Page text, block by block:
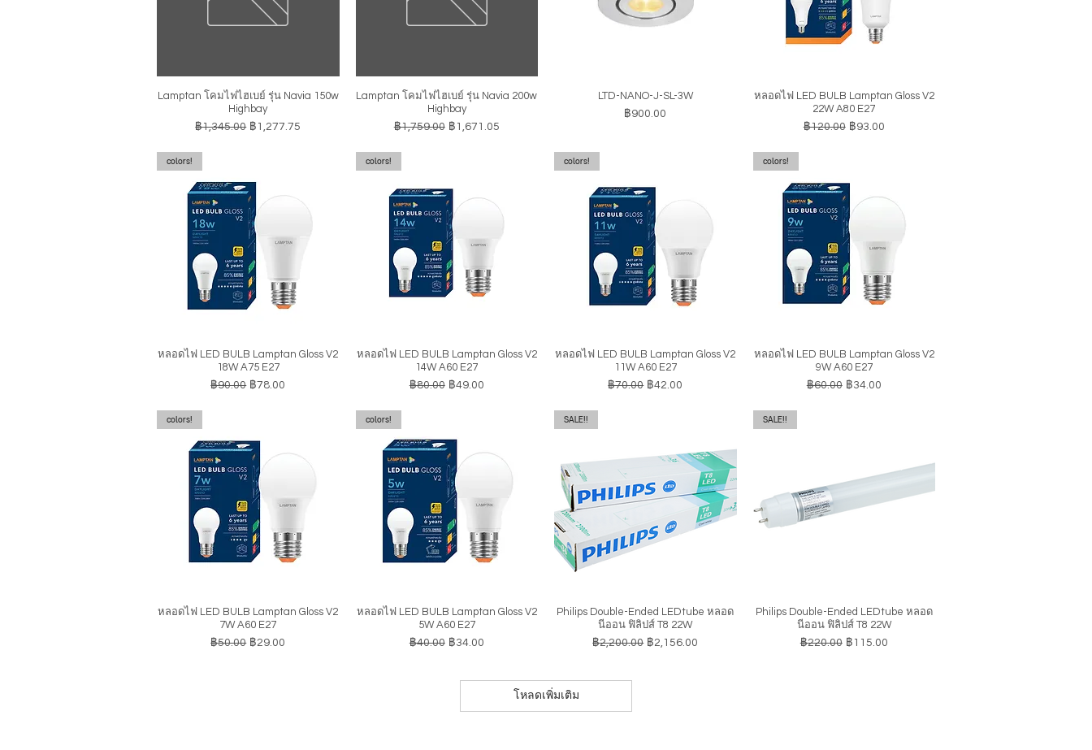
ดูข้อมูลด่วน
Lamptan โคมไฟไฮเบย์ รุ่น Navia 150w
Highbay
ราคาปกติ
฿1,345.00 ราคาขายลด
฿1,277.75
ดูข้อมูลด่วน
Lamptan โคมไฟไฮเบย์ รุ่น Navia 200w
Highbay
ราคาปกติ
฿1,759.00 ราคาขายลด
฿1,671.05
ดูข้อมูลด่วน
LTD-NANO-J-SL-3W
ราคา
฿900.00
ดูข้อมูลด่วน
หลอดไฟ LED BULB Lamptan Gloss V2
22W A80 E27
ราคาปกติ
฿120.00 ราคาขายลด
฿93.00
ดูข้อมูลด่วน
colors!
หลอดไฟ LED BULB Lamptan Gloss V2
18W A75 E27
ราคาปกติ
฿90.00 ราคาขายลด
฿78.00
ดูข้อมูลด่วน
colors!
หลอดไฟ LED BULB Lamptan Gloss V2
14W A60 E27
ราคาปกติ
฿80.00 ราคาขายลด
฿49.00
ดูข้อมูลด่วน
colors!
หลอดไฟ LED BULB Lamptan Gloss V2
11W A60 E27
ราคาปกติ
฿70.00 ราคาขายลด
฿42.00
ดูข้อมูลด่วน
colors!
หลอดไฟ LED BULB Lamptan Gloss V2
9W A60 E27
ราคาปกติ
฿60.00 ราคาขายลด
฿34.00
ดูข้อมูลด่วน
colors!
หลอดไฟ LED BULB Lamptan Gloss V2
7W A60 E27
ราคาปกติ
฿50.00 ราคาขายลด
฿29.00
ดูข้อมูลด่วน
colors!
หลอดไฟ LED BULB Lamptan Gloss V2
5W A60 E27
ราคาปกติ
฿40.00 ราคาขายลด
฿34.00
ดูข้อมูลด่วน
SALE!!
Philips Double-Ended LEDtube หลอด
นีออน ฟิลิปส์ T8 22W
ราคาปกติ
฿2,200.00 ราคาขายลด
฿2,156.00
ดูข้อมูลด่วน
SALE!!
Philips Double-Ended LEDtube หลอด
นีออน ฟิลิปส์ T8 22W
ราคาปกติ
฿220.00 ราคาขายลด
฿115.00
โหลดเพิ่มเติม